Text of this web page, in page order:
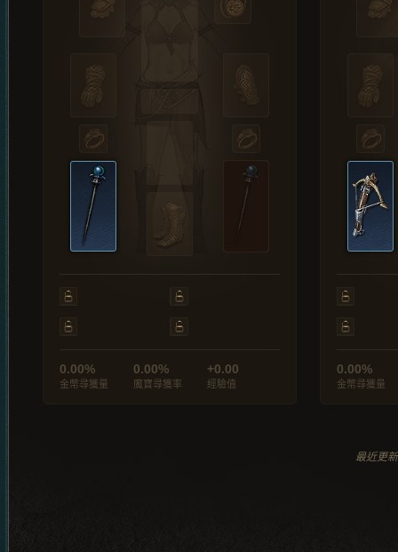
0.00%
金幣尋獲量
0.00%
魔寶尋獲率
+0.00
經驗值
0.00%
金幣尋獲量
最近更